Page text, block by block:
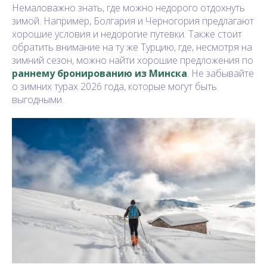
Немаловажно знать, где можно недорого отдохнуть
зимой. Например, Болгария и Черногория предлагают
хорошие условия и недорогие путевки. Также стоит
обратить внимание на ту же Турцию, где, несмотря на
зимний сезон, можно найти хорошие предложения по
раннему бронированию из Минска. Не забывайте
о зимних турах 2026 года, которые могут быть
выгодными.